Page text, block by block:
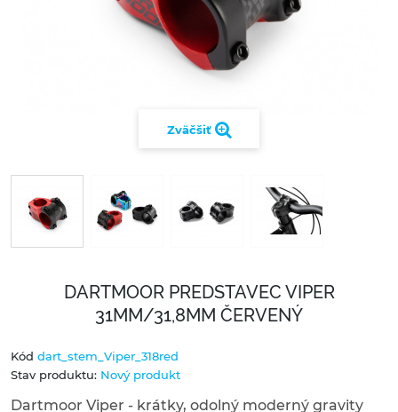
Zväčšiť
DARTMOOR PREDSTAVEC VIPER
31MM/31,8MM ČERVENÝ
Kód dart_stem_Viper_318red
Stav produktu: Nový produkt
Dartmoor Viper - krátky, odolný moderný gravity